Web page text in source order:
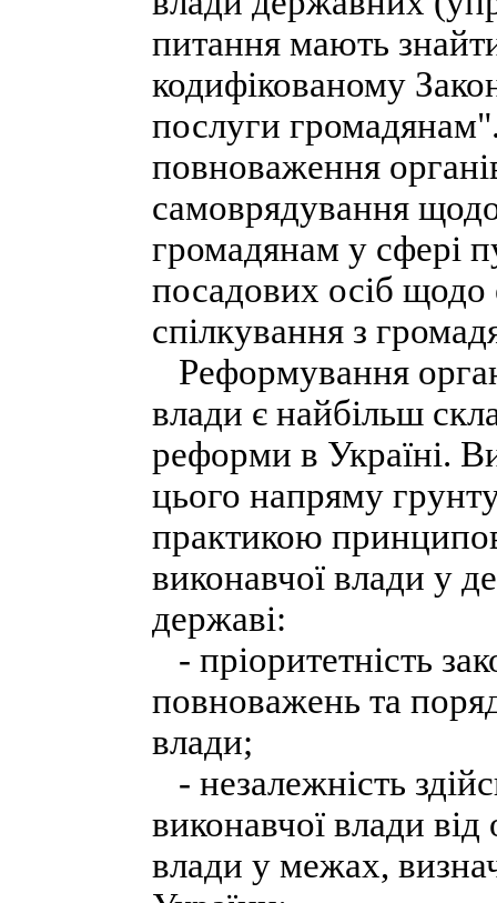
питання мають
кодифікованому
послуги
повноваження
самоврядування
громадянам у сфері
посадових осіб щодо
спілкування з
Реформування
влади є найбільш
реформи в Україні.
цього напряму
практикою
виконавчої влади у
державі:
- пріоритетність
повноважень та
влади;
- незалежність
виконавчої влади від
влади у межах,